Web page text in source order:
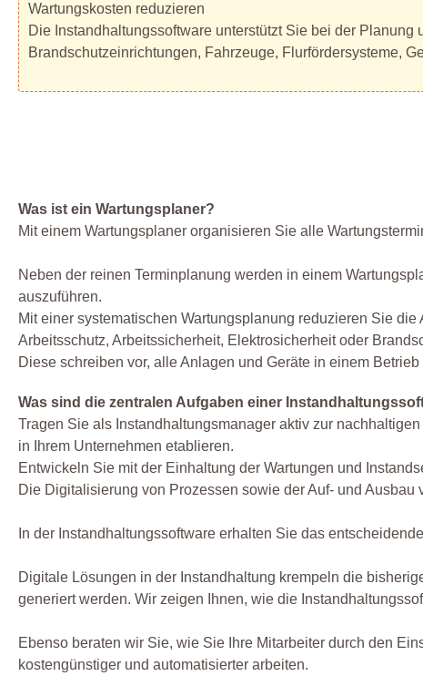
Wartungskosten reduzieren
Die Instandhaltungssoftware unterstützt Sie bei der
Brandschutzeinrichtungen, Fahrzeuge, Flurfördersysteme,
Was ist ein Wartungsplaner?
Mit einem Wartungsplaner organisieren Sie alle
Neben der reinen Terminplanung werden in einem
auszuführen.
Mit einer systematischen Wartungsplanung reduzieren Sie
Arbeitsschutz, Arbeitssicherheit, Elektrosicherheit oder
Diese schreiben vor, alle Anlagen und Geräte in einem
Was sind die zentralen Aufgaben einer
Tragen Sie als Instandhaltungsmanager aktiv zur
in Ihrem Unternehmen etablieren.
Entwickeln Sie mit der Einhaltung der Wartungen und
Die Digitalisierung von Prozessen sowie der Auf- und
In der Instandhaltungssoftware erhalten Sie das
Digitale Lösungen in der Instandhaltung krempeln die
generiert werden. Wir zeigen Ihnen, wie die
Ebenso beraten wir Sie, wie Sie Ihre Mitarbeiter durch den
kostengünstiger und automatisierter arbeiten.